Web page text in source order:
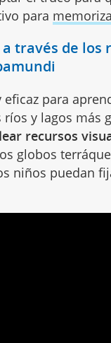
para
través de los
para
y lagos más
recursos
globos
niños puedan